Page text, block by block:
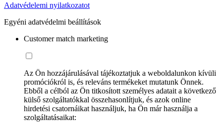
Adatvédelemi nyilatkozatot
Egyéni adatvédelmi beállítások
Customer match marketing
Az Ön hozzájárulásával tájékoztatjuk a weboldalunkon kívüli
promóciókról is, és releváns termékeket mutatunk Önnek.
Ebből a célból az Ön titkosított személyes adatait a következő
külső szolgáltatókkal összehasonlítjuk, és azok online
hirdetési csatornáikat használjuk, ha Ön már használja a
szolgáltatásaikat: